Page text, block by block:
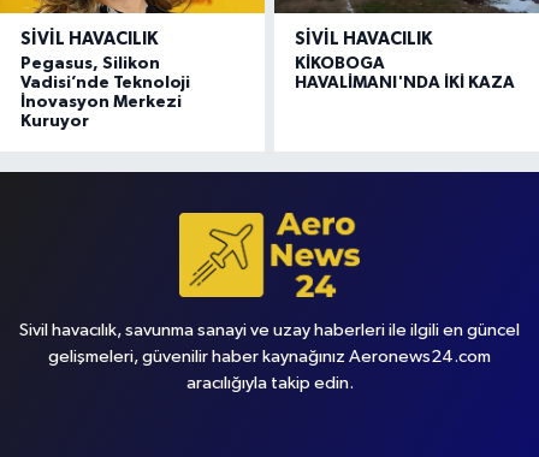
SIVIL HAVACILIK
Pegasus, Silikon
Vadisi’nde Teknoloji
İnovasyon Merkezi
Kuruyor
SIVIL HAVACILIK
KİKOBOGA
HAVALİMANI'NDA İKİ KAZA
Sivil havacılık, savunma sanayi ve uzay haberleri ile ilgili en güncel
gelişmeleri, güvenilir haber kaynağınız Aeronews24.com
aracılığıyla takip edin.